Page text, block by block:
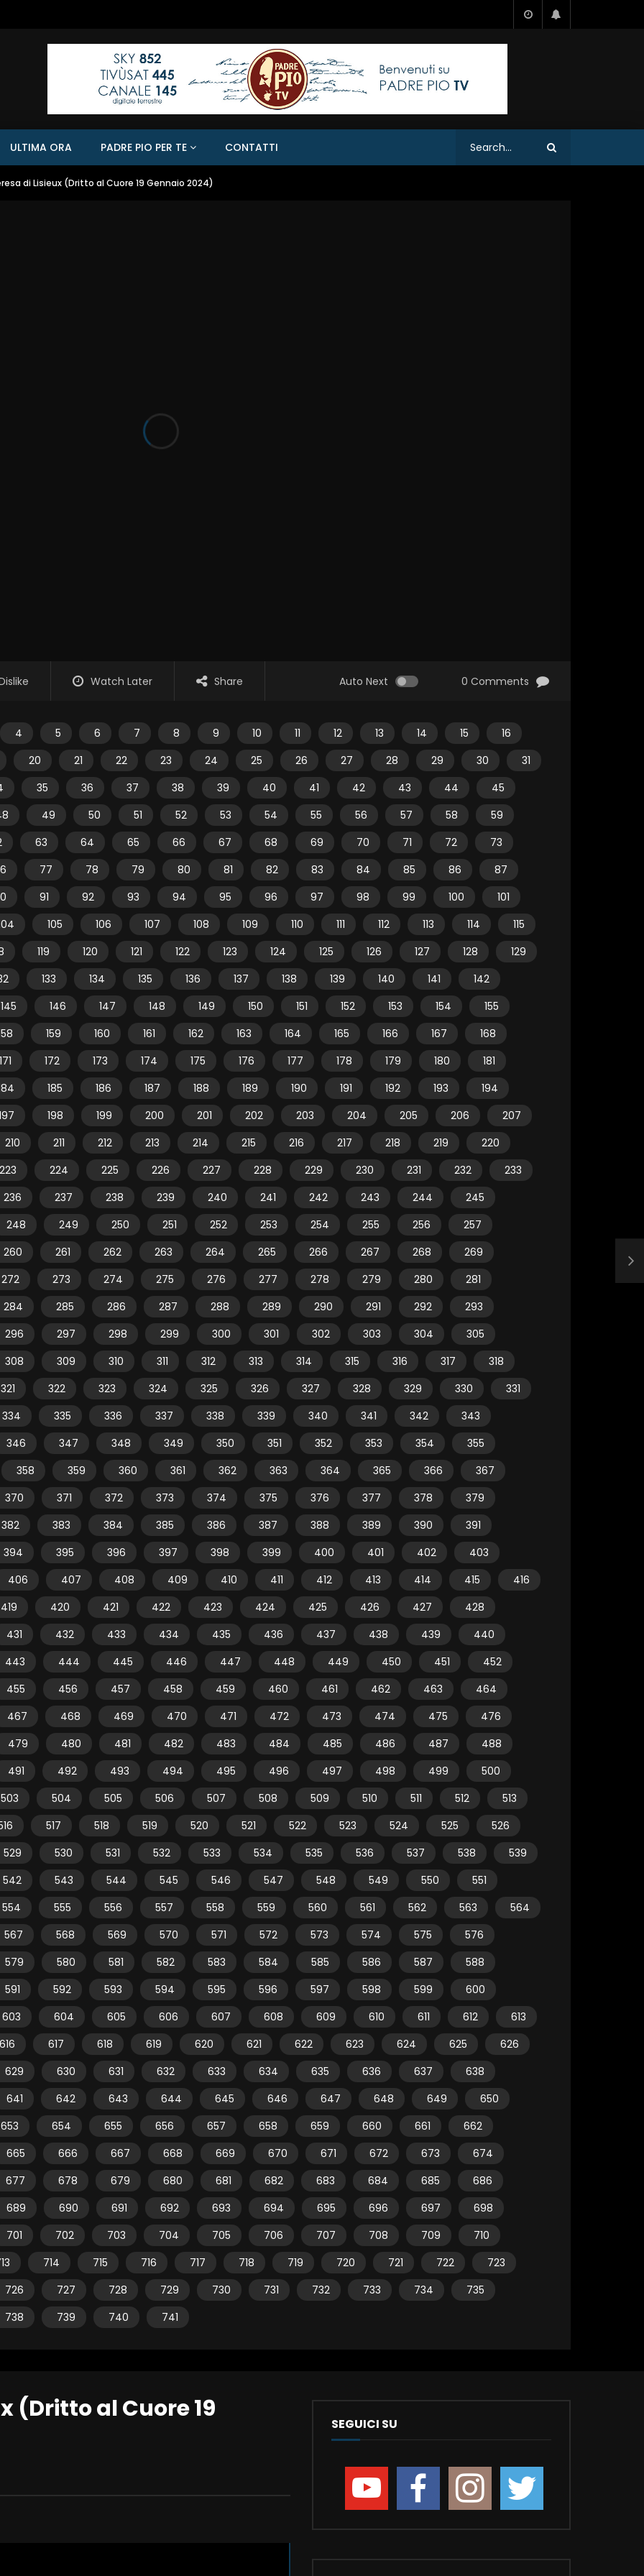
ULTIMA ORA PADRE PIO PER TE CONTATTI
di Lisieux (Dritto al Cuore 19 Gennaio 2024)
Watch Later Share Auto Next 0 Comments
4 5 6 7 8 9 10 11 12 13 14 15
16
20
21 22 23 24 25 26 27 28 29 30
31
35 36 37 38 39 40 41 42 43 44
45
49 50 51 52 53 54 55 56 57 58
59
63 64 65 66 67 68 69 70 71 72
73
77 78 79 80 81 82 83 84 85 86
87
91 92 93 94 95 96 97 98 99 100
101
105 106 107 108 109 110 111 112 113 114
115
119 120 121 122 123 124 125 126 127 128
129
133 134 135 136 137 138 139 140 141
142
145
146 147 148 149 150 151 152 153 154
155
159 160 161 162 163 164 165 166 167
168
171
172 173 174 175 176 177 178 179 180
181
185 186 187 188 189 190 191 192 193
194
198 199 200 201 202 203 204 205 206
207
210
211 212 213 214 215 216 217 218 219
220
223
224 225 226 227 228 229 230 231 232
233
236
237 238 239 240 241 242 243 244
245
248
249 250 251 252 253 254 255 256
257
260
261 262 263 264 265 266 267 268
269
272
273 274 275 276 277 278 279 280
281
284
285 286 287 288 289 290 291 292
293
296
297 298 299 300 301 302 303 304
305
308
309 310 311 312 313 314 315 316 317
318
321
322 323 324 325 326 327 328 329 330
331
334
335 336 337 338 339 340 341 342
343
346
347 348 349 350 351 352 353 354
355
358
359 360 361 362 363 364 365 366
367
370
371 372 373 374 375 376 377 378
379
382
383 384 385 386 387 388 389 390
391
394
395 396 397 398 399 400 401 402
403
406
407 408 409 410 411 412 413 414 415
416
419
420 421 422 423 424 425 426 427
428
431
432 433 434 435 436 437 438 439
440
443
444 445 446 447 448 449 450 451
452
455
456 457 458 459 460 461 462 463
464
467
468 469 470 471 472 473 474 475
476
479
480 481 482 483 484 485 486 487
488
491
492 493 494 495 496 497 498 499
500
503
504 505 506 507 508 509 510 511 512
513
517 518 519 520 521 522 523 524 525
526
529
530 531 532 533 534 535 536 537 538
539
542
543 544 545 546 547 548 549 550
551
554
555 556 557 558 559 560 561 562 563
564
567
568 569 570 571 572 573 574 575
576
579
580 581 582 583 584 585 586 587
588
591
592 593 594 595 596 597 598 599
600
603
604 605 606 607 608 609 610 611 612
613
616
617 618 619 620 621 622 623 624 625
626
629
630 631 632 633 634 635 636 637
638
641
642 643 644 645 646 647 648 649
650
653
654 655 656 657 658 659 660 661
662
665
666 667 668 669 670 671 672 673
674
677
678 679 680 681 682 683 684 685
686
689
690 691 692 693 694 695 696 697
698
701
702 703 704 705 706 707 708 709
710
714 715 716 717 718 719 720 721 722
723
726
727 728 729 730 731 732 733 734
735
738
739 740 741
(Dritto al Cuore 19
SEGUICI SU